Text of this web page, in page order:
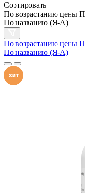
Сортировать
По возрастанию цены
По названию (Я-А)
По возрастанию цены
По названию (Я-А)